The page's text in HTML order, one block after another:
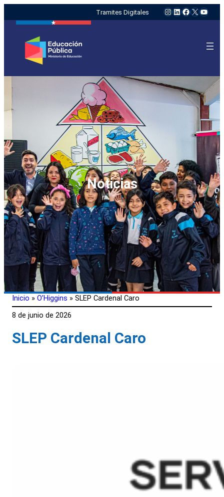
Tramites Digitales Instagram
LinkedIn
Facebook
X
Noticias
Inicio » O’Higgins » SLEP Cardenal Caro
8 de junio de 2026
SLEP Cardenal Caro